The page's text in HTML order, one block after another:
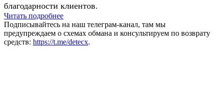
благодарности клиентов.
Читать подробнее
Подписывайтесь на наш телеграм-канал, там мы
предупреждаем о схемах обмана и консультируем по возврату
средств: https://t.me/detecx.